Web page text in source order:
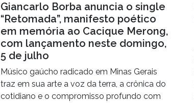
Giancarlo Borba anuncia o single
“Retomada”, manifesto poético
em memória ao Cacique Merong,
com lançamento neste domingo,
5 de julho
Músico gaúcho radicado em Minas Gerais
traz em sua arte a voz da terra, a crônica do
cotidiano e o compromisso profundo com